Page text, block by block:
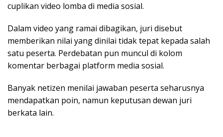
cuplikan video lomba di media sosial.
Dalam video yang ramai dibagikan, juri disebut
memberikan nilai yang dinilai tidak tepat kepada salah
satu peserta. Perdebatan pun muncul di kolom
komentar berbagai platform media sosial.
Banyak netizen menilai jawaban peserta seharusnya
mendapatkan poin, namun keputusan dewan juri
berkata lain.